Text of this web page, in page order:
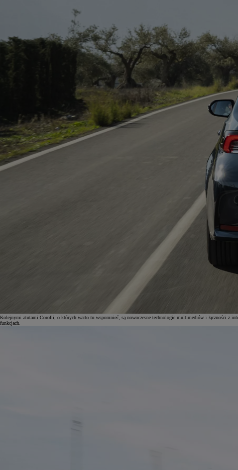
Kolejnymi atutami Corolli, o których warto tu wspomnieć, są nowoczesne technologie multimediów i łączności z
funkcjach.